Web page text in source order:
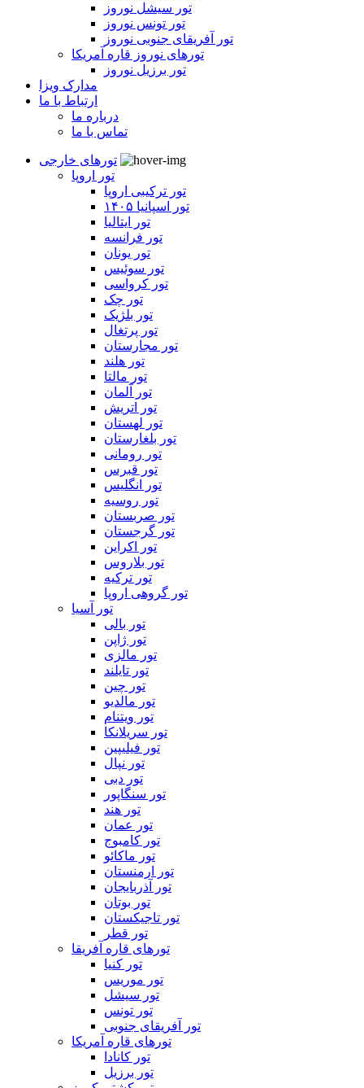
تور سیشل نوروز
تور تونس نوروز
تور آفریقای جنوبی نوروز
تورهای نوروز قاره آمریکا
تور برزیل نوروز
مدارک ویزا
ارتباط با ما
درباره ما
تماس با ما
تورهای خارجی
تور اروپا
تور ترکیبی اروپا
تور اسپانیا ۱۴۰۵
تور ایتالیا
تور فرانسه
تور یونان
تور سوئیس
تور کرواسی
تور چک
تور بلژیک
تور پرتغال
تور مجارستان
تور هلند
تور مالتا
تور آلمان
تور اتریش
تور لهستان
تور بلغارستان
تور رومانی
تور قبرس
تور انگلیس
تور روسیه
تور صربستان
تور گرجستان
تور اکراین
تور بلاروس
تور ترکیه
تور گروهی اروپا
تور آسیا
تور بالی
تور ژاپن
تور مالزی
تور تایلند
تور چین
تور مالدیو
تور ویتنام
تور سریلانکا
تور فیلیپین
تور نپال
تور دبی
تور سنگاپور
تور هند
تور عمان
تور کامبوج
تور ماکائو
تور ارمنستان
تور آذربایجان
تور بوتان
تور تاجیکستان
تور قطر
تورهای قاره آفریقا
تور کنیا
تور موریس
تور سیشل
تور تونس
تور آفریقای جنوبی
تورهای قاره آمریکا
تور کانادا
تور برزیل